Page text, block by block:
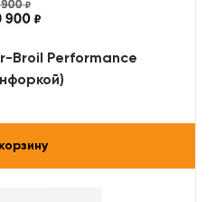
Broil Performance